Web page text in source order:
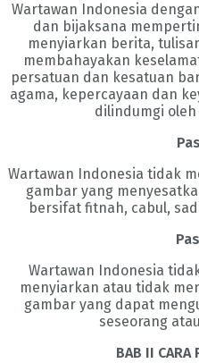
Wartawan Indonesia
dan bijaksana
menyiarkan berita,
membahayakan
persatuan dan kesatuan
agama, kepercayaan dan
dilindumgi
Wartawan Indonesia tidak
gambar yang
bersifat fitnah, cabul,
Wartawan Indonesia
menyiarkan atau tidak
gambar yang dapat
seseorang
BAB II CARA